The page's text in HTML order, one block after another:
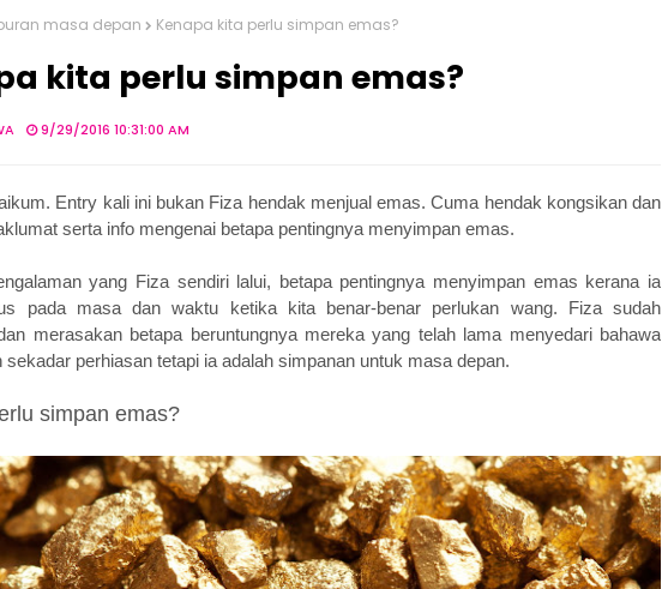
masa depan Kenapa kita perlu simpan emas?
kita perlu simpan emas?
9/29/2016 10:31:00 AM
Entry kali ini bukan Fiza hendak menjual emas. Cuma hendak kongsikan dan
serta info mengenai betapa pentingnya menyimpan emas.
yang Fiza sendiri lalui, betapa pentingnya menyimpan emas kerana ia
pada masa dan waktu ketika kita benar-benar perlukan wang. Fiza sudah
merasakan betapa beruntungnya mereka yang telah lama menyedari bahawa
sekadar perhiasan tetapi ia adalah simpanan untuk masa depan.
simpan emas?